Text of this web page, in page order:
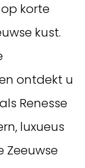
korte
kust.
ontdekt u
Renesse
luxueus
Zeeuwse